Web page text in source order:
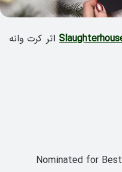
اثر کرت وانه
Nominated for